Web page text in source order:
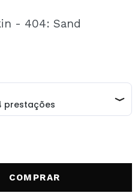
pode fazer as suas
o estado das suas
operações anteriores.
- 404: Sand
COMPRAR